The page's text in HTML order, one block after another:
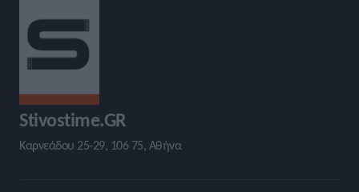
Stivostime.GR
Καρνεάδου 25-29, 106 75, Αθήνα